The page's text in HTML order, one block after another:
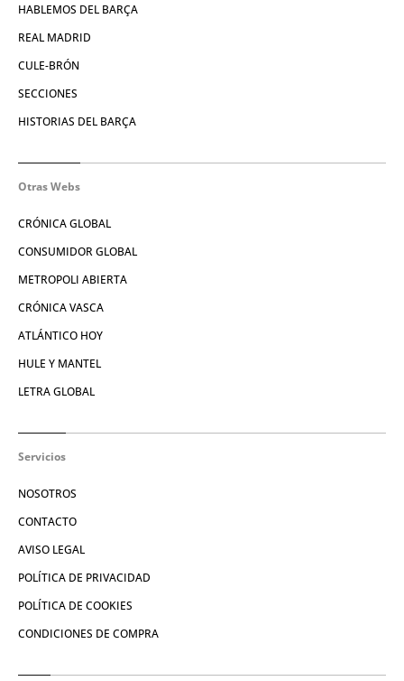
HABLEMOS DEL BARÇA
REAL MADRID
CULE-BRÓN
SECCIONES
HISTORIAS DEL BARÇA
Otras Webs
CRÓNICA GLOBAL
CONSUMIDOR GLOBAL
METROPOLI ABIERTA
CRÓNICA VASCA
ATLÁNTICO HOY
HULE Y MANTEL
LETRA GLOBAL
Servicios
NOSOTROS
CONTACTO
AVISO LEGAL
POLÍTICA DE PRIVACIDAD
POLÍTICA DE COOKIES
CONDICIONES DE COMPRA